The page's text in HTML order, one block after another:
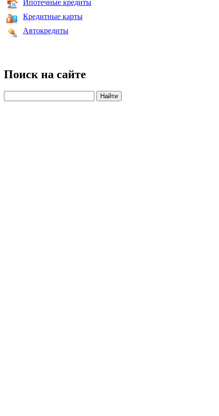
Ипотечные кредиты
Кредитные карты
Автокредиты
Поиск на сайте